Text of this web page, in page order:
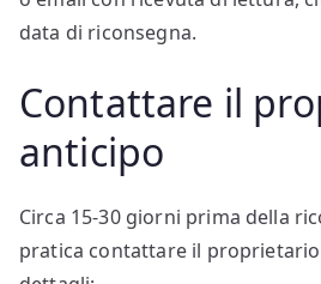
data di riconsegna.
Contattare il
anticipo
Circa 15-30 giorni prima della
pratica contattare il